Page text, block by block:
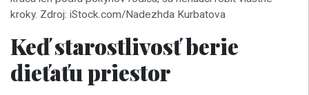
kroky. Zdroj: iStock.com/Nadezhda Kurbatova
Keď starostlivosť berie
dieťaťu priestor